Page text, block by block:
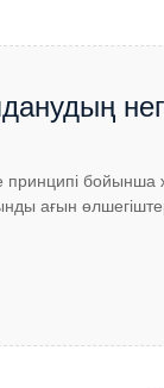
бойынша
ағын